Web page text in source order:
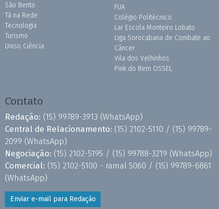
São Bento
Tá na Rede
Tecnologia
Turismo
Uniso Ciência
FUA
Colégio Politécnico
Lar Escola Monteiro Lobato
Liga Sorocabana de Combate ao
Câncer
Vila dos Velhinhos
Pink do Bem OSSEL
Contato
Redação: (15) 99789-3913 (WhatsApp)
Central de Relacionamento: (15) 2102-5110 / (15) 99789-
2099 (WhatsApp)
Negociação: (15) 2102-5195 / (15) 99788-3219 (WhatsApp)
Comercial: (15) 2102-5100 - ramal 5060 / (15) 99789-6861
(WhatsApp)
Enviar e-mail para Redação